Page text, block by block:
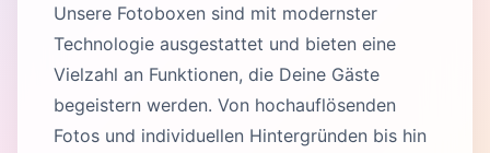
Unsere Fotoboxen sind mit modernster
Technologie ausgestattet und bieten eine
Vielzahl an Funktionen, die Deine Gäste
begeistern werden. Von hochauflösenden
Fotos und individuellen Hintergründen bis hin